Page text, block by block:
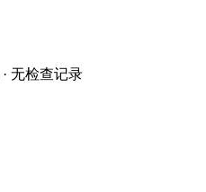
· 无检查记录